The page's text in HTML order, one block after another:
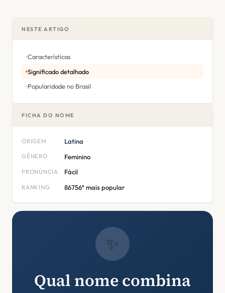
NESTE ARTIGO
Características
Significado detalhado
Popularidade no Brasil
FICHA DO NOME
ORIGEM Latina
GÊNERO Feminino
PRONÚNCIA Fácil
RANKING 86756º mais popular
✨
Qual nome combina